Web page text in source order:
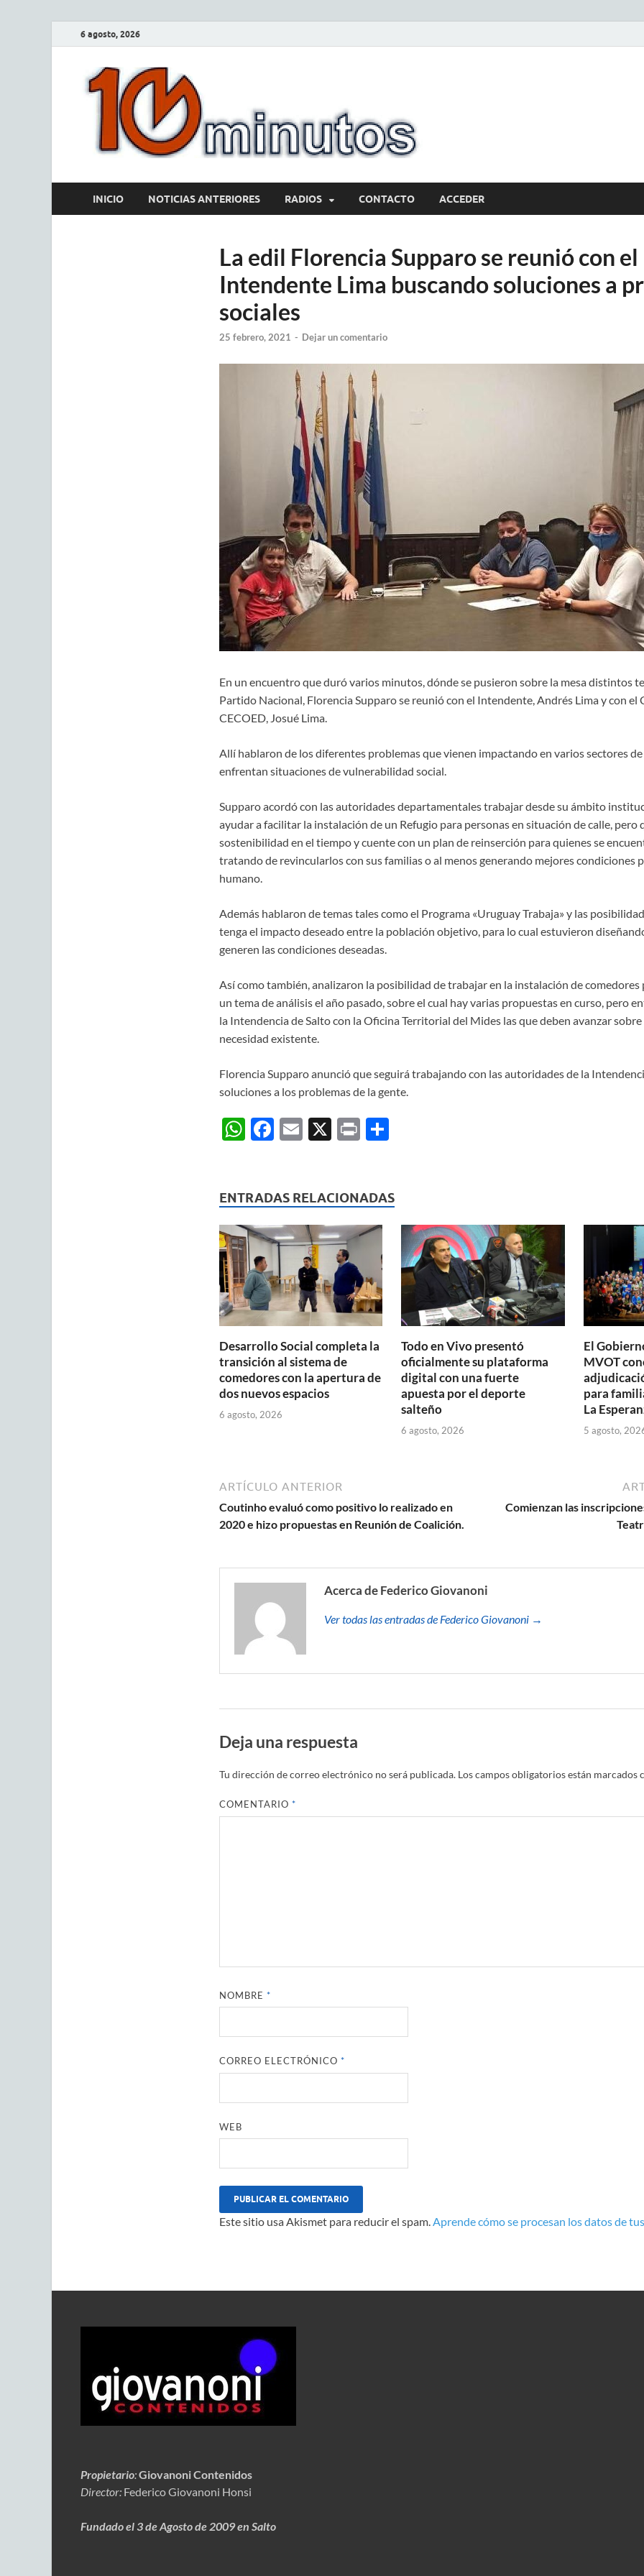
6 agosto, 2026
INICIO NOTICIAS ANTERIORES RADIOS CONTACTO ACCEDER
La edil Florencia Supparo se reunió con el
Intendente Lima buscando soluciones a
sociales
25 febrero, 2021 - Dejar un comentario
En un encuentro que duró varios minutos, dónde se pusieron sobre la mesa distintos
Partido Nacional, Florencia Supparo se reunió con el Intendente, Andrés Lima y con el
CECOED, Josué Lima.
Allí hablaron de los diferentes problemas que vienen impactando en varios sectores
enfrentan situaciones de vulnerabilidad social.
Supparo acordó con las autoridades departamentales trabajar desde su ámbito
ayudar a facilitar la instalación de un Refugio para personas en situación de calle, pero
sostenibilidad en el tiempo y cuente con un plan de reinserción para quienes se
tratando de revincularlos con sus familias o al menos generando mejores condiciones
humano.
Además hablaron de temas tales como el Programa «Uruguay Trabaja» y las
tenga el impacto deseado entre la población objetivo, para lo cual estuvieron
generen las condiciones deseadas.
Así como también, analizaron la posibilidad de trabajar en la instalación de comedores
un tema de análisis el año pasado, sobre el cual hay varias propuestas en curso, pero
la Intendencia de Salto con la Oficina Territorial del Mides las que deben avanzar
necesidad existente.
Florencia Supparo anunció que seguirá trabajando con las autoridades de la
soluciones a los problemas de la gente.
W
s
A
p
p
F
b
o
o
k
E X P C
p
ar
ti
ENTRADAS RELACIONADAS
Desarrollo Social completa la
transición al sistema de
comedores con la apertura de
dos nuevos espacios
6 agosto, 2026
Todo en Vivo presentó
oficialmente su plataforma
digital con una fuerte
apuesta por el deporte
salteño
6 agosto, 2026
El
MVOT
para
La
5 agosto,
ARTÍCULO ANTERIOR
Coutinho evaluó como positivo lo realizado en
2020 e hizo propuestas en Reunión de Coalición.
Comienzan las
Acerca de Federico Giovanoni
Ver todas las entradas de Federico Giovanoni →
Deja una respuesta
Tu dirección de correo electrónico no será publicada. Los campos obligatorios están marcados
COMENTARIO *
NOMBRE *
CORREO ELECTRÓNICO *
WEB
Este sitio usa Akismet para reducir el spam.Aprende cómo se procesan los datos de
Propietario:Giovanoni Contenidos
Director: Federico Giovanoni Honsi
Fundado el 3 de Agosto de 2009 en Salto